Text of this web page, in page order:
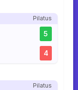
Pilatus
5
4
Pilatus